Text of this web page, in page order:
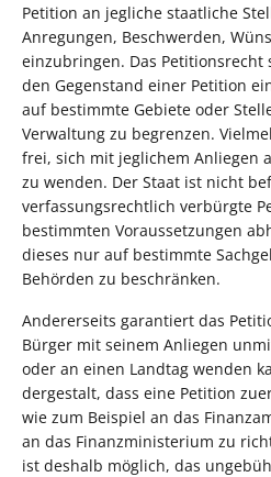
Petition an jegliche staatliche
Anregungen, Beschwerden,
einzubringen. Das Petitionsrecht
den Gegenstand einer Petition
auf bestimmte Gebiete oder
Verwaltung zu begrenzen.
frei, sich mit jeglichem Anliegen
zu wenden. Der Staat ist nicht
verfassungsrechtlich verbürgte
bestimmten Voraussetzungen
dieses nur auf bestimmte
Behörden zu beschränken.
Andererseits garantiert das
Bürger mit seinem Anliegen
oder an einen Landtag wenden
dergestalt, dass eine Petition
wie zum Beispiel an das
an das Finanzministerium zu
ist deshalb möglich, das